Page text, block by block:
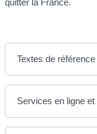
Textes de référence
Services en ligne